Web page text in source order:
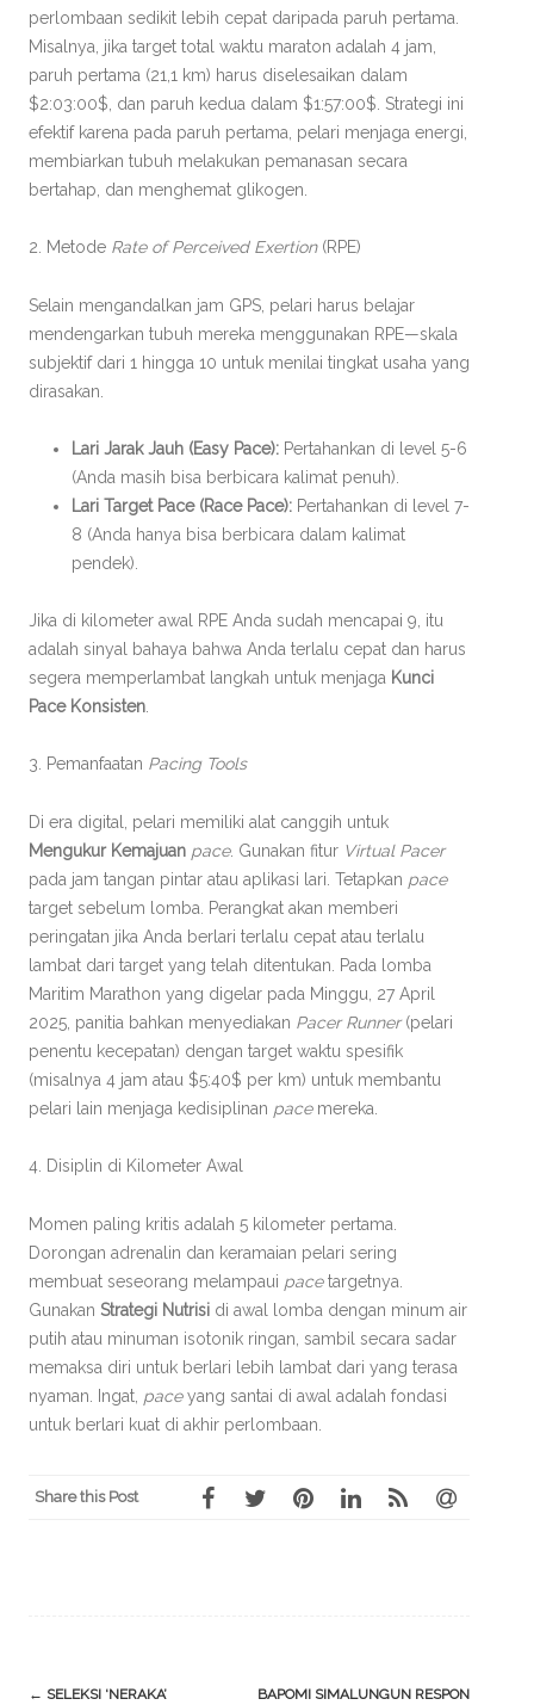
perlombaan sedikit lebih cepat daripada paruh pertama.
Misalnya, jika target total waktu maraton adalah 4 jam,
paruh pertama (21,1 km) harus diselesaikan dalam
$2:03:00$, dan paruh kedua dalam $1:57:00$. Strategi ini
efektif karena pada paruh pertama, pelari menjaga energi,
membiarkan tubuh melakukan pemanasan secara
bertahap, dan menghemat glikogen.
2. Metode Rate of Perceived Exertion(RPE)
Selain mengandalkan jam GPS, pelari harus belajar
mendengarkan tubuh mereka menggunakan RPE—skala
subjektif dari 1 hingga 10 untuk menilai tingkat usaha yang
dirasakan.
Lari Jarak Jauh (Easy Pace): Pertahankan di level 5-6
(Anda masih bisa berbicara kalimat penuh).
Lari Target Pace (Race Pace): Pertahankan di level 7-
8 (Anda hanya bisa berbicara dalam kalimat
pendek).
Jika di kilometer awal RPE Anda sudah mencapai 9, itu
adalah sinyal bahaya bahwa Anda terlalu cepat dan harus
segera memperlambat langkah untuk menjaga Kunci
Pace Konsisten
3. Pemanfaatan Pacing Tools
Di era digital, pelari memiliki alat canggih untuk
Mengukur Kemajuan pace. Gunakan fitur Virtual Pacer
pada jam tangan pintar atau aplikasi lari. Tetapkan pace
target sebelum lomba. Perangkat akan memberi
peringatan jika Anda berlari terlalu cepat atau terlalu
lambat dari target yang telah ditentukan. Pada lomba
Maritim Marathon yang digelar pada Minggu, 27 April
2025, panitia bahkan menyediakan Pacer Runner(pelari
penentu kecepatan) dengan target waktu spesifik
(misalnya 4 jam atau $5:40$ per km) untuk membantu
pelari lain menjaga kedisiplinan pacemereka.
4. Disiplin di Kilometer Awal
Momen paling kritis adalah 5 kilometer pertama.
Dorongan adrenalin dan keramaian pelari sering
membuat seseorang melampaui pacetargetnya.
Gunakan Strategi Nutrisi di awal lomba dengan minum air
putih atau minuman isotonik ringan, sambil secara sadar
memaksa diri untuk berlari lebih lambat dari yang terasa
nyaman. Ingat, paceyang santai di awal adalah fondasi
untuk berlari kuat di akhir perlombaan.
Share this Post
Post
← SELEKSI ‘NERAKA’
BAPOMI SIMALUNGUN RESPON